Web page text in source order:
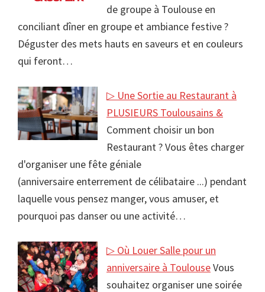
de groupe à Toulouse en
conciliant dîner en groupe et ambiance festive ?
Déguster des mets hauts en saveurs et en couleurs
qui feront…
▷ Une Sortie au Restaurant à
PLUSIEURS Toulousains &
Comment choisir un bon
Restaurant ? Vous êtes charger
d'organiser une fête géniale
(anniversaire enterrement de célibataire ...) pendant
laquelle vous pensez manger, vous amuser, et
pourquoi pas danser ou une activité…
▷ Où Louer Salle pour un
anniversaire à ToulouseVous
souhaitez organiser une soirée